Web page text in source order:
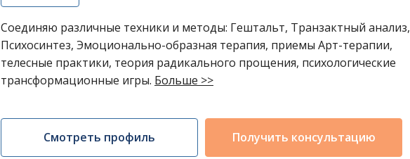
Соединяю различные техники и методы: Гештальт, Транзактный анализ,
Психосинтез, Эмоционально-образная терапия, приемы Арт-терапии,
телесные практики, теория радикального прощения, психологические
трансформационные игры. Больше >>
Смотреть профиль Получить консультацию